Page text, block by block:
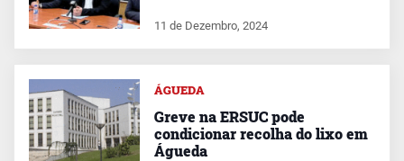
11 de Dezembro, 2024
ÁGUEDA
Greve na ERSUC pode
condicionar recolha do lixo em
Águeda